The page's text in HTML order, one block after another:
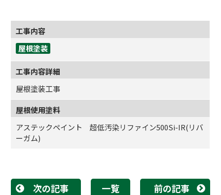
工事内容
屋根塗装
工事内容詳細
屋根塗装工事
屋根使用塗料
アステックペイント 超低汚染リファイン500Si-IR(リバ
ーガム)
次の記事 一覧 前の記事